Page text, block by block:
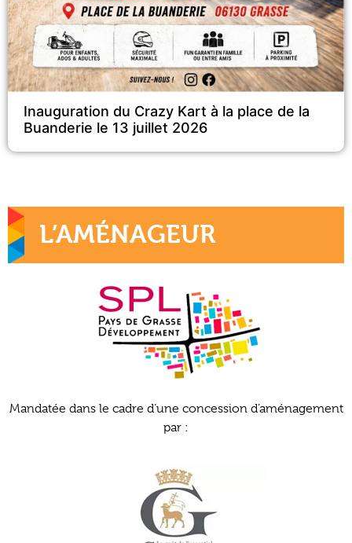
Inauguration du Crazy Kart à la place de la
Buanderie le 13 juillet 2026
L’AMÉNAGEUR
Mandatée dans le cadre d’une concession d’aménagement
par :